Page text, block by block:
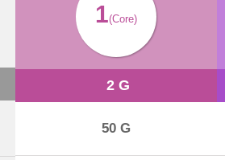
1(Core)
2 G
50 G